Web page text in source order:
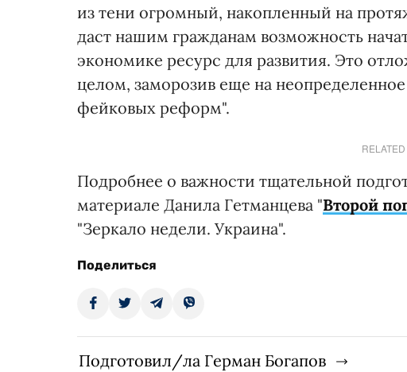
из тени огромный, накопленный на
даст нашим гражданам возможность
экономике ресурс для развития. Это
целом, заморозив еще на
фейковых реформ".
Подробнее о важности тщательной
материале Данила Гетманцева "Второй
"Зеркало недели. Украина".
Поделиться
Подготовил/ла Герман Богапов